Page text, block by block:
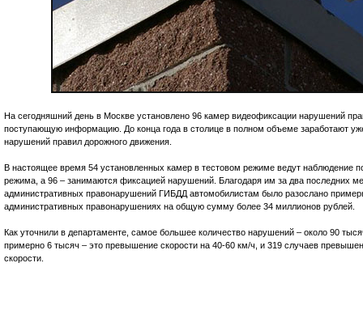
На сегодняшний день в Москве установлено 96 камер видеофиксации нарушений
поступающую информацию. До конца года в столице в полном объеме заработают
нарушений правил дорожного движения.
В настоящее время 54 установленных камер в тестовом режиме ведут наблюдение
режима, а 96 – занимаются фиксацией нарушений. Благодаря им за два последних
административных правонарушений ГИБДД автомобилистам было разослано
административных правонарушениях на общую сумму более 34 миллионов рублей.
Как уточнили в департаменте, самое большее количество нарушений – около 90
примерно 6 тысяч – это превышение скорости на 40-60 км/ч, и 319 случаев
скорости.